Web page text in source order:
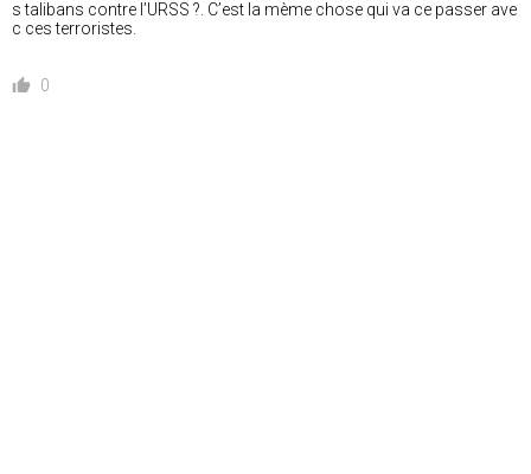
s talibans contre l’URSS ?. C’est la mème chose qui va ce passer ave
c ces terroristes.
0